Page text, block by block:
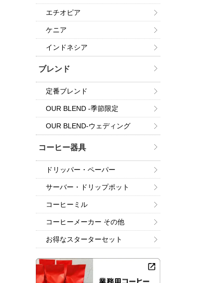
エチオピア
ケニア
インドネシア
ブレンド
定番ブレンド
OUR BLEND -季節限定
OUR BLEND-ウェディング
コーヒー器具
ドリッパー・ペーパー
サーバー・ドリップポット
コーヒーミル
コーヒーメーカー その他
お得なスターターセット